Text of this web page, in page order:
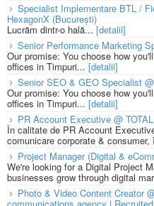
Specialist Implementare BTL /
HexagonX (București)
Lucrăm dintr-o hală...[detalii]
Senior Performance Marketing
Our promise: You choose how
offices in Timpuri... [detalii]
Senior SEO & GEO Specialist
Our promise: You choose how
offices in Timpuri... [detalii]
PR Account Executive @
În calitate de PR Account
comunicare corporate & consumer,
Project Manager (Digital &
We're looking for a Digital Project
businesses grow through digital
Photo & Video Content Creator